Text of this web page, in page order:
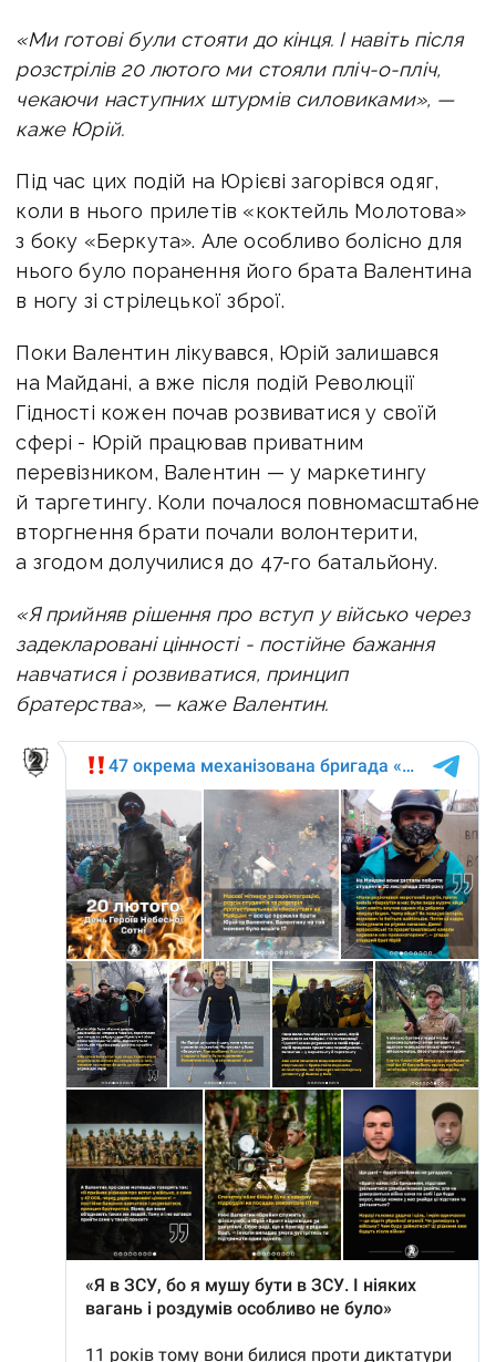
«Ми готові були стояти до кінця. І навіть після
розстрілів 20 лютого ми стояли пліч-о-пліч,
чекаючи наступних штурмів силовиками», —
каже Юрій.
Під час цих подій на Юрієві загорівся одяг,
коли в нього прилетів «коктейль Молотова»
з боку «Беркута». Але особливо болісно для
нього було поранення його брата Валентина
в ногу зі стрілецької зброї.
Поки Валентин лікувався, Юрій залишався
на Майдані, а вже після подій Революції
Гідності кожен почав розвиватися у своїй
сфері - Юрій працював приватним
перевізником, Валентин — у маркетингу
й таргетингу. Коли почалося повномасштабне
вторгнення брати почали волонтерити,
а згодом долучилися до 47-го батальйону.
«Я прийняв рішення про вступ у військо через
задекларовані цінності - постійне бажання
навчатися і розвиватися, принцип
братерства», — каже Валентин.